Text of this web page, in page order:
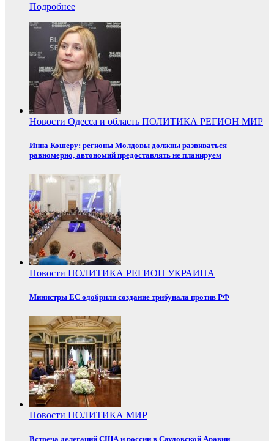
Подробнее
Новости Одесса и область ПОЛИТИКА РЕГИОН МИР
Инна Кошеру: регионы Молдовы должны развиваться
равномерно, автономий предоставлять не планируем
Новости ПОЛИТИКА РЕГИОН УКРАИНА
Министры ЕС одобрили создание трибунала против РФ
Новости ПОЛИТИКА МИР
Встреча делегаций США и россии в Саудовской Аравии